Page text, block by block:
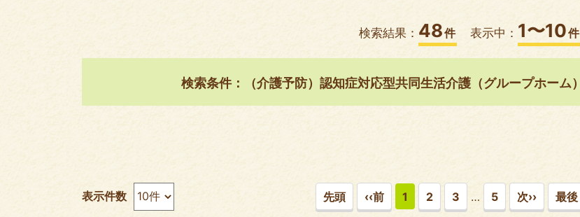
検索結果： 48件 表示中： 1〜10件
検索条件：（介護予防）認知症対応型共同生活介護（グループホーム）
表示件数 先頭 ‹‹前 1 2 3 … 5 次›› 最後